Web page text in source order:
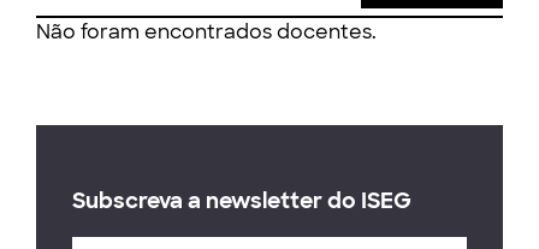
Não foram encontrados docentes.
Subscreva a newsletter do ISEG